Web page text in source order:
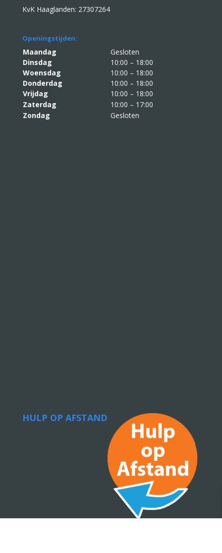
KvK Haaglanden: 27307264
Openingstijden:
Maandag
Gesloten
Dinsdag
10:00 – 18:00
Woensdag
10:00 – 18:00
Donderdag
10:00 – 18:00
Vrijdag
10:00 – 18:00
Zaterdag
10:00 – 17:00
Zondag
Gesloten
HULP OP AFSTAND